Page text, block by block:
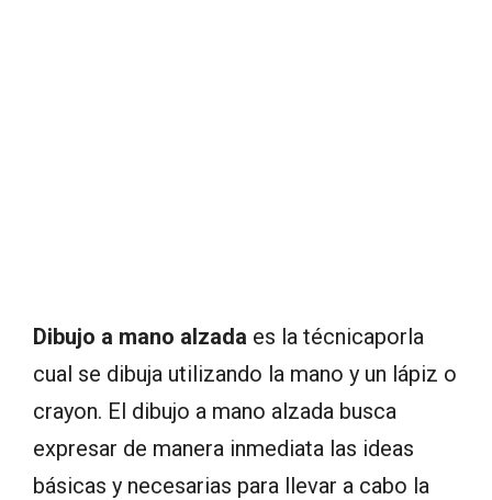
Dibujo a mano alzada es la técnicaporla
cual se dibuja utilizando la mano y un lápiz o
crayon. El dibujo a mano alzada busca
expresar de manera inmediata las ideas
básicas y necesarias para llevar a cabo la